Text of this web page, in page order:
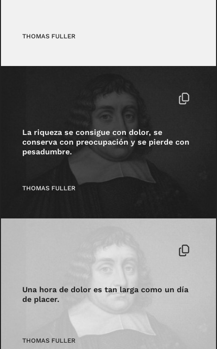
THOMAS FULLER
La riqueza se consigue con dolor, se
conserva con preocupación y se pierde con
pesadumbre.
THOMAS FULLER
Una hora de dolor es tan larga como un día
de placer.
THOMAS FULLER